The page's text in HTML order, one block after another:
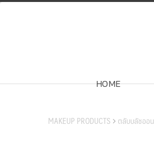
Skip
HOME
MAKEUP PRODUCTS ตลับบลัชออน